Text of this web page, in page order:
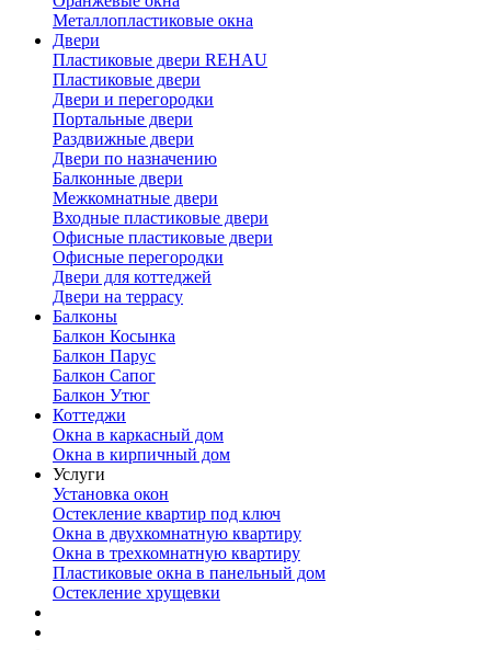
Металлопластиковые окна
Двери
Пластиковые двери REHAU
Пластиковые двери
Двери и перегородки
Портальные двери
Раздвижные двери
Двери по назначению
Балконные двери
Межкомнатные двери
Входные пластиковые двери
Офисные пластиковые двери
Офисные перегородки
Двери для коттеджей
Двери на террасу
Балконы
Балкон Косынка
Балкон Парус
Балкон Сапог
Балкон Утюг
Коттеджи
Окна в каркасный дом
Окна в кирпичный дом
Услуги
Установка окон
Остекление квартир под ключ
Окна в двухкомнатную квартиру
Окна в трехкомнатную квартиру
Пластиковые окна в панельный дом
Остекление хрущевки